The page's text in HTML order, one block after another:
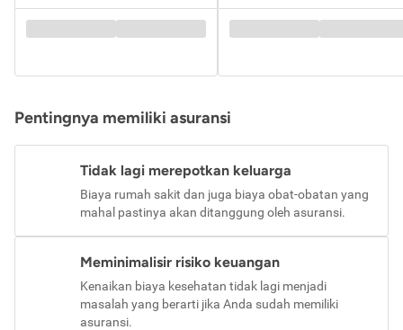
Pentingnya memiliki asuransi
Tidak lagi merepotkan keluarga
Biaya rumah sakit dan juga biaya obat-obatan yang
mahal pastinya akan ditanggung oleh asuransi.
Meminimalisir risiko keuangan
Kenaikan biaya kesehatan tidak lagi menjadi
masalah yang berarti jika Anda sudah memiliki
asuransi.